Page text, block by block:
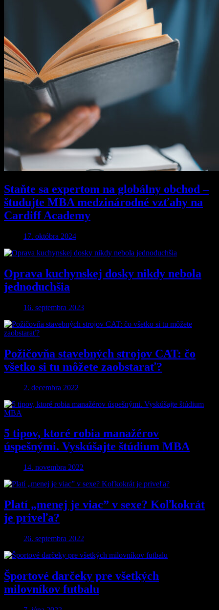
Staňte sa expertom na globálny obchod –
študujte MBA medzinárodné vzťahy na
Cardiff Academy
17. októbra 2024
Oprava kuchynskej dosky nikdy nebola
jednoduchšia
16. septembra 2023
Požičovňa stavebných strojov CAT: čo
všetko si tu môžete zaobstarať?
2. decembra 2022
5 tipov, ktoré robia manažérov
úspešnými. Vyskúšajte štúdium MBA
14. novembra 2022
Platí „menej je viac” v sexe? Koľkokrát
je priveľa?
26. septembra 2022
Športové darčeky pre všetkých
milovníkov futbalu